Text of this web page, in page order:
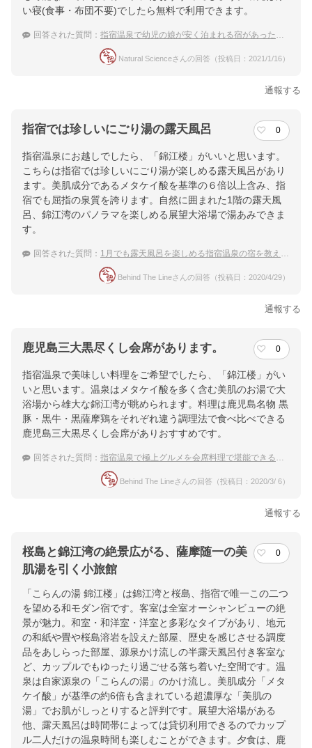
い寝(食事・布団不要)でしたら無料で利用できます。
回答された質問： 指宿温泉で幼児の娘が安く泊まれる宿があったら教えて
Natural Scienceさんの回答（投稿日：2021/1/16）
通報する
指宿では珍しいにごり湯の露天風呂 0
指宿温泉にお越しでしたら、「錦江楼」がいいと思います。
こちらは指宿では珍しいにごり湯が楽しめる露天風呂があり
ます。美肌成分であるメタケイ酸を基準の６倍以上含み、指
宿でも屈指の泉質を誇ります。自然に囲まれた1階の露天風
呂、錦江湾のパノラマを楽しめる展望大浴場で湯あみできま
す。
回答された質問： 1月でも露天風呂を楽しめる指宿温泉の宿を教えて下さい
Behind The Lineさんの回答（投稿日：2020/4/29）
通報する
鹿児島三大黒尽くし会席があります。 0
指宿温泉で美味しい料理をご希望でしたら、「錦江楼」がい
いと思います。温泉はメタケイ酸を多く含む美肌のお湯で大
浴場から雄大な錦江湾が眺められます。料理は鹿児島名物 黒
豚・黒牛・黒薩摩鶏をそれぞれ違う調理法で食べ比べできる
鹿児島三大黒尽くし会席がありおすすめです。
回答された質問： 指宿温泉で極上グルメを会席料理で堪能できる宿は？
Behind The Lineさんの回答（投稿日：2020/3/ 6）
通報する
桜島と錦江湾の絶景広がる、薩摩随一の美
肌湯を引く小旅館
0
「こらんの湯 錦江楼」は錦江湾と桜島、指宿で唯一この二つ
を望める和モダン宿です。客室は全室オーシャンビューの絶
景が魅力。和室・和洋室・洋室と多彩なタイプがあり、地元
の和紙や畳や桜島溶岩を設えた部屋、歴史を感じさせる調度
品をあしらった部屋、源泉かけ流しの半露天風呂付き客室な
ど、カップルでもゆったり過ごせる落ち着いた空間です。温
泉は自家源泉の「こらんの湯」のかけ流し。美肌成分「メタ
ケイ酸」が基準の約6倍も含まれている超濃厚な「美肌の
湯」でお肌がしっとりすると評判です。展望大浴場がある
他、露天風呂は時間帯によっては貸切利用できるのでカップ
ル二人だけの温泉時間も楽しむことができます。夕食は、鹿